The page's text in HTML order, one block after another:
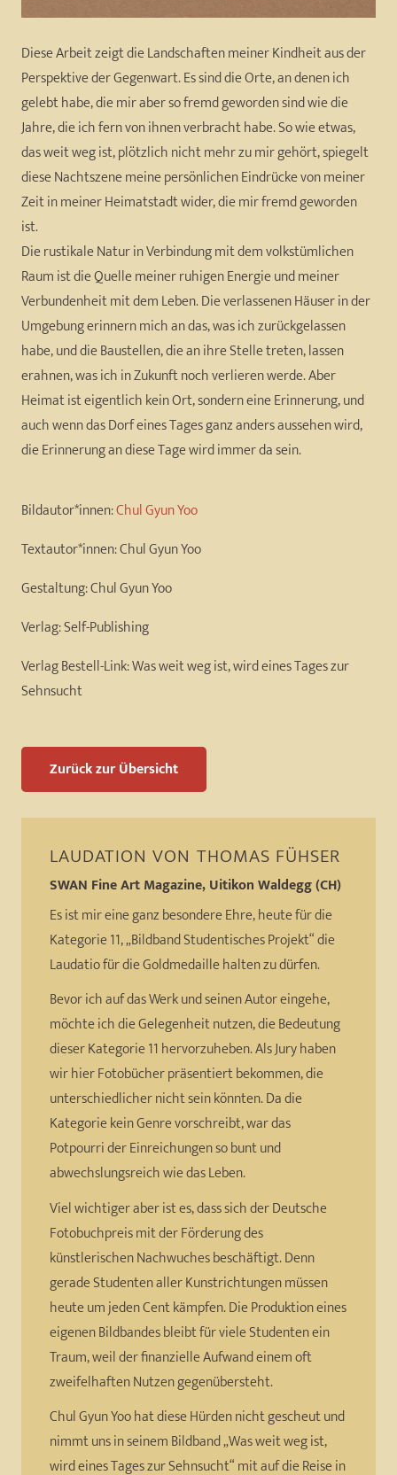
Diese Arbeit zeigt die Landschaften meiner Kindheit aus der
Perspektive der Gegenwart. Es sind die Orte, an denen ich
gelebt habe, die mir aber so fremd geworden sind wie die
Jahre, die ich fern von ihnen verbracht habe. So wie etwas,
das weit weg ist, plötzlich nicht mehr zu mir gehört, spiegelt
diese Nachtszene meine persönlichen Eindrücke von meiner
Zeit in meiner Heimatstadt wider, die mir fremd geworden
ist.
Die rustikale Natur in Verbindung mit dem volkstümlichen
Raum ist die Quelle meiner ruhigen Energie und meiner
Verbundenheit mit dem Leben. Die verlassenen Häuser in der
Umgebung erinnern mich an das, was ich zurückgelassen
habe, und die Baustellen, die an ihre Stelle treten, lassen
erahnen, was ich in Zukunft noch verlieren werde. Aber
Heimat ist eigentlich kein Ort, sondern eine Erinnerung, und
auch wenn das Dorf eines Tages ganz anders aussehen wird,
die Erinnerung an diese Tage wird immer da sein.
Bildautor*innen:Chul Gyun Yoo
Textautor*innen:Chul Gyun Yoo
Gestaltung:Chul Gyun Yoo
Verlag:Self-Publishing
Verlag Bestell-Link:Was weit weg ist, wird eines Tages zur
Sehnsucht
Zurück zur Übersicht
LAUDATION VON THOMAS FÜHSER
SWAN Fine Art Magazine, Uitikon Waldegg (CH)
Es ist mir eine ganz besondere Ehre, heute für die
Kategorie 11, „Bildband Studentisches Projekt“ die
Laudatio für die Goldmedaille halten zu dürfen.
Bevor ich auf das Werk und seinen Autor eingehe,
möchte ich die Gelegenheit nutzen, die Bedeutung
dieser Kategorie 11 hervorzuheben. Als Jury haben
wir hier Fotobücher präsentiert bekommen, die
unterschiedlicher nicht sein könnten. Da die
Kategorie kein Genre vorschreibt, war das
Potpourri der Einreichungen so bunt und
abwechslungsreich wie das Leben.
Viel wichtiger aber ist es, dass sich der Deutsche
Fotobuchpreis mit der Förderung des
künstlerischen Nachwuches beschäftigt. Denn
gerade Studenten aller Kunstrichtungen müssen
heute um jeden Cent kämpfen. Die Produktion eines
eigenen Bildbandes bleibt für viele Studenten ein
Traum, weil der finanzielle Aufwand einem oft
zweifelhaften Nutzen gegenübersteht.
Chul Gyun Yoo hat diese Hürden nicht gescheut und
nimmt uns in seinem Bildband „Was weit weg ist,
wird eines Tages zur Sehnsucht“ mit auf die Reise in